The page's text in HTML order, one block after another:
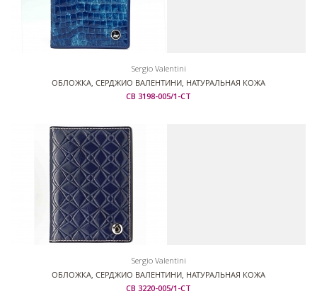
Sergio Valentini
ОБЛОЖКА, СЕРДЖИО ВАЛЕНТИНИ, НАТУРАЛЬНАЯ КОЖА
СВ 3198-005/1-СТ
Sergio Valentini
ОБЛОЖКА, СЕРДЖИО ВАЛЕНТИНИ, НАТУРАЛЬНАЯ КОЖА
СВ 3220-005/1-СТ